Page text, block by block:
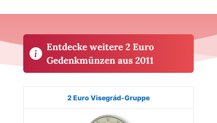
Entdecke weitere 2 Euro
Gedenkmünzen aus 2011
Bild Land Ausgabe
2 Euro Visegrád-Gruppe